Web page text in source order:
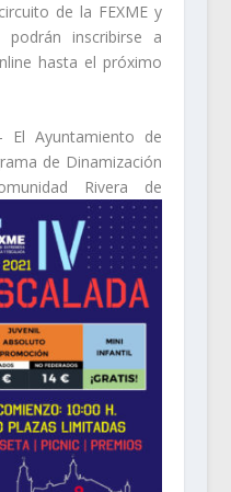
de la FEXME y
podrán inscribirse a
hasta el próximo
El Ayuntamiento de
de Dinamización
Rivera de